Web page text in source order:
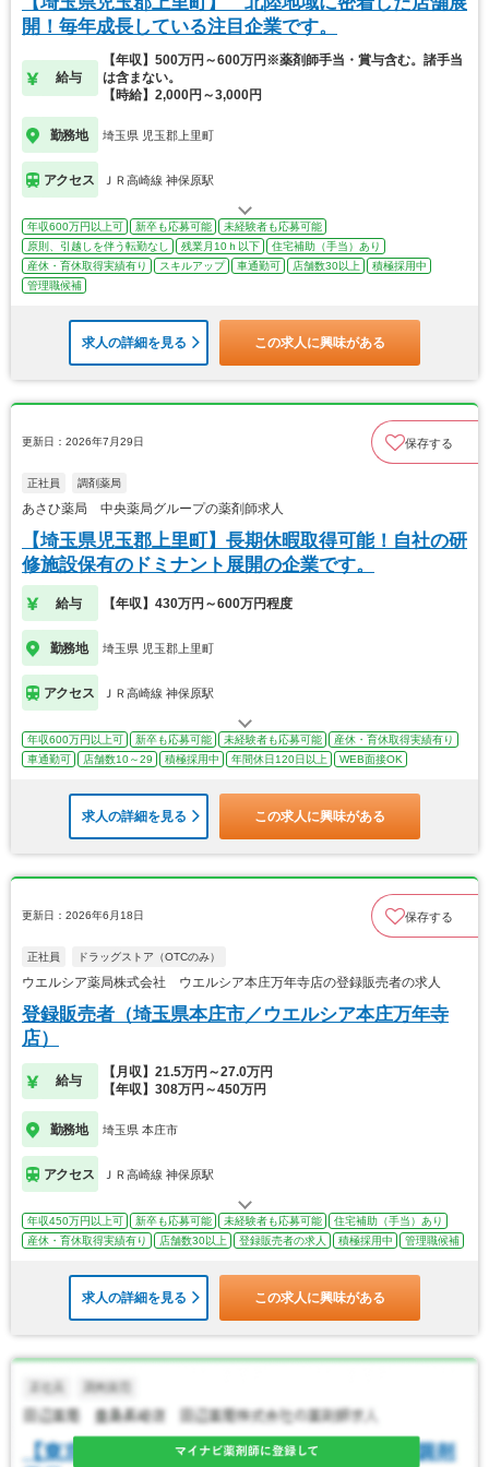
開！毎年成長している注目企業です。
給与
【年収】500万円～600万円※薬剤師手当・賞与含む。諸手当
は含まない。
【時給】2,000円～3,000円
勤務地 埼玉県 児玉郡上里町
アクセス ＪＲ高崎線 神保原駅
年収600万円以上可 新卒も応募可能
未経験者も応募可能
原則、引越しを伴う転勤なし
残業月10ｈ以下
住宅補助（手当）あり
産休・育休取得実績有り
スキルアップ 車通勤可 店舗数30以上
積極採用中
管理職候補
求人の詳細を見る この求人に興味がある
更新日：2026年7月29日 保存する
正社員 調剤薬局
あさひ薬局 中央薬局グループの薬剤師求人
【埼玉県児玉郡上里町】長期休暇取得可能！自社の研
修施設保有のドミナント展開の企業です。
給与 【年収】430万円～600万円程度
勤務地 埼玉県 児玉郡上里町
アクセス ＪＲ高崎線 神保原駅
年収600万円以上可 新卒も応募可能 未経験者も応募可能
産休・育休取得実績有り
車通勤可
店舗数10～29 積極採用中 年間休日120日以上 WEB面接OK
求人の詳細を見る この求人に興味がある
更新日：2026年6月18日 保存する
正社員 ドラッグストア（OTCのみ）
ウエルシア薬局株式会社 ウエルシア本庄万年寺店の登録販売者の求人
登録販売者（埼玉県本庄市／ウエルシア本庄万年寺
店）
給与
【月収】21.5万円～27.0万円
【年収】308万円～450万円
勤務地 埼玉県 本庄市
アクセス ＪＲ高崎線 神保原駅
年収450万円以上可 新卒も応募可能 未経験者も応募可能
住宅補助（手当）あり
産休・育休取得実績有り
店舗数30以上 登録販売者の求人 積極採用中 管理職候補
求人の詳細を見る この求人に興味がある